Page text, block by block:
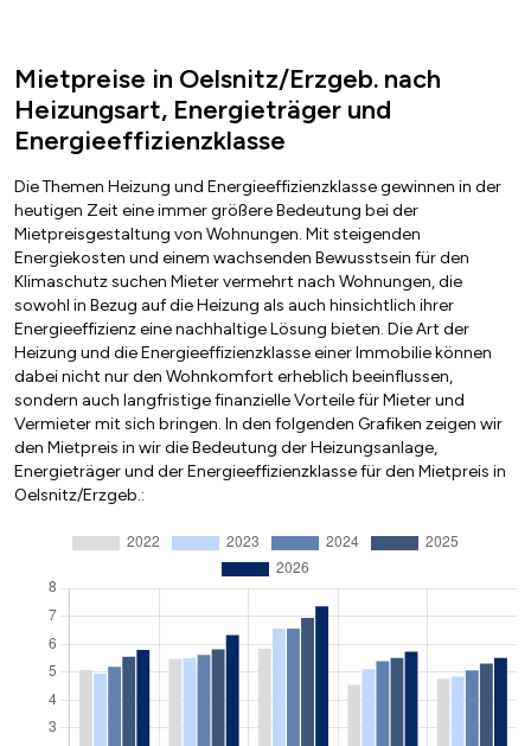
Mietpreise in Oelsnitz/Erzgeb. nach
Heizungsart, Energieträger und
Energieeffizienzklasse
Die Themen Heizung und Energieeffizienzklasse gewinnen in der
heutigen Zeit eine immer größere Bedeutung bei der
Mietpreisgestaltung von Wohnungen. Mit steigenden
Energiekosten und einem wachsenden Bewusstsein für den
Klimaschutz suchen Mieter vermehrt nach Wohnungen, die
sowohl in Bezug auf die Heizung als auch hinsichtlich ihrer
Energieeffizienz eine nachhaltige Lösung bieten. Die Art der
Heizung und die Energieeffizienzklasse einer Immobilie können
dabei nicht nur den Wohnkomfort erheblich beeinflussen,
sondern auch langfristige finanzielle Vorteile für Mieter und
Vermieter mit sich bringen. In den folgenden Grafiken zeigen wir
den Mietpreis in wir die Bedeutung der Heizungsanlage,
Energieträger und der Energieeffizienzklasse für den Mietpreis in
Oelsnitz/Erzgeb.: